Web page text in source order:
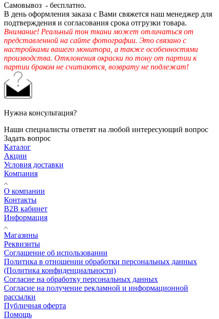
Самовывоз - бесплатно.
В день оформления заказа с Вами свяжется наш менеджер для
подтверждения и согласования срока отгрузки товара.
Внимание! Реальный тон ткани может отличаться от
представленной на сайте фотографии. Это связано с
настройками вашего монитора, а также особенностями
производства. Отклонения окраски по тону от партии к
партии браком не считаются, возврату не подлежат!
Нужна консультация?
Наши специалисты ответят на любой интересующий вопрос
Задать вопрос
Каталог
Акции
Условия доставки
Компания
О компании
Контакты
B2B кабинет
Информация
Магазины
Реквизиты
Соглашение об использовании
Политика в отношении обработки персональных данных
(Политика конфиденциальности)
Согласие на обработку персональных данных
Согласие на получение рекламной и информационной
рассылки
Публичная оферта
Помощь